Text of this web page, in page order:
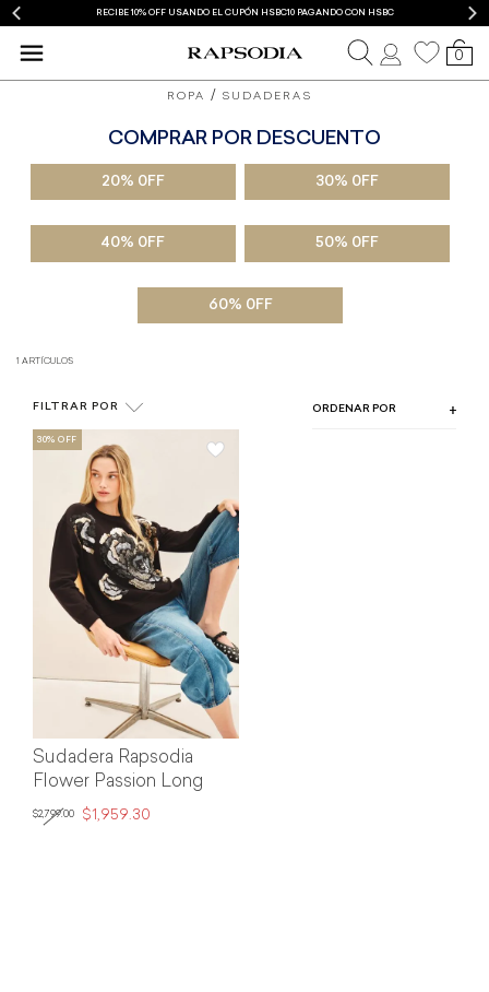
RECIBE 10% OFF USANDO EL CUPÓN HSBC10 PAGANDO CON HSBC
0
ROPA SUDADERAS
COMPRAR POR DESCUENTO
20% 0FF 30% 0FF
40% 0FF 50% 0FF
60% 0FF
1 ARTÍCULOS
FILTRAR POR
TIPO DE PRODUCTO
TALLA
ORDENAR POR
Sudadera Rapsodia
Flower Passion Long
$2,799.00 $1,959.30